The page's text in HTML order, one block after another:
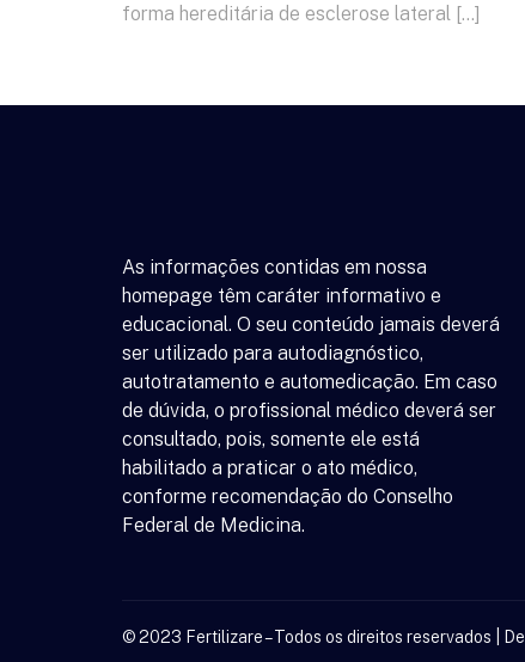
forma hereditária de esclerose lateral […]
As informações contidas em nossa
homepage têm caráter informativo e
educacional. O seu conteúdo jamais deverá
ser utilizado para autodiagnóstico,
autotratamento e automedicação. Em caso
de dúvida, o profissional médico deverá ser
consultado, pois, somente ele está
habilitado a praticar o ato médico,
conforme recomendação do Conselho
Federal de Medicina.
© 2023 Fertilizare – Todos os direitos reservados |